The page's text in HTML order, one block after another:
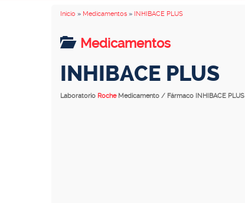
Inicio » Medicamentos » INHIBACE PLUS
Medicamentos
INHIBACE PLUS
Laboratorio Roche Medicamento / Fármaco INHIBACE PLUS